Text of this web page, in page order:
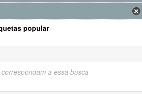
popular
a essa busca